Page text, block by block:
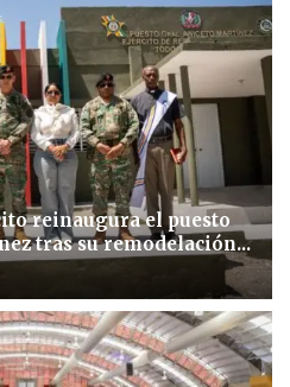
reinaugura el puesto
tras su remodelación...